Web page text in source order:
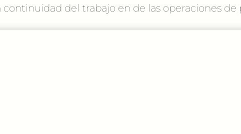
del trabajo en de las operaciones de